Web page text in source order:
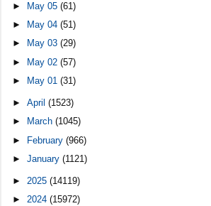
►
May 05(61)
►
May 04(51)
►
May 03(29)
► May 02(57)
►
May 01(31)
►April(1523)
►
March(1045)
► February(966)
►January(1121)
►2025(14119)
►2024(15972)